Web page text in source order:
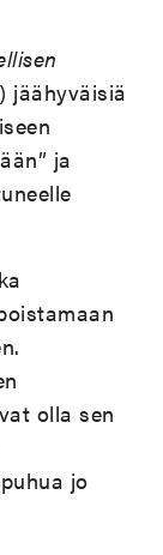
jäähyväisiä
ja
olla sen
jo